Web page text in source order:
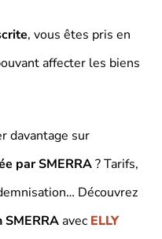
, vous êtes pris en
affecter les biens
davantage sur
par SMERRA? Tarifs,
Découvrez
SMERRAavec ELLY